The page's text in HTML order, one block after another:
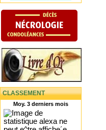
CLASSEMENT
Moy. 3 derniers mois